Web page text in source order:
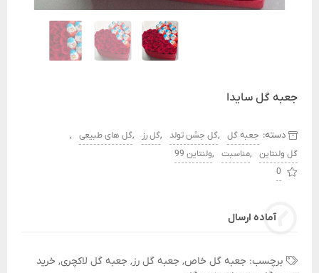
جعبه گل سایدا
دسته: جعبه گل ,گل جشن تولد ,گل رز ,گل های طبیعی ,
گل ولنتاین ,مناسبت ,ولنتاین 99
0
آماده ارسال
برچسب: جعبه گل خاص, جعبه گل رز, جعبه گل لاکچری, خرید